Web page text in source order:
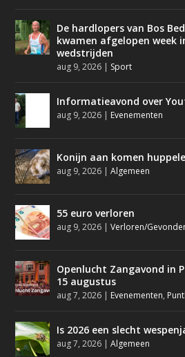
De hardlopers van Bos
kwamen afgelopen week
wedstrijden
aug 9, 2026 | Sport
Informatieavond over
aug 9, 2026 | Evenementen
Konijn aan komen
aug 9, 2026 |Algemeen
55 euro verloren
aug 9, 2026 |Verloren/
Openlucht Zangavond in
15 augustus
aug 7, 2026 | Evenementen,
Is 2026 een slecht
aug 7, 2026 |Algemeen